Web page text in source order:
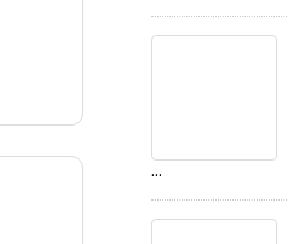
...